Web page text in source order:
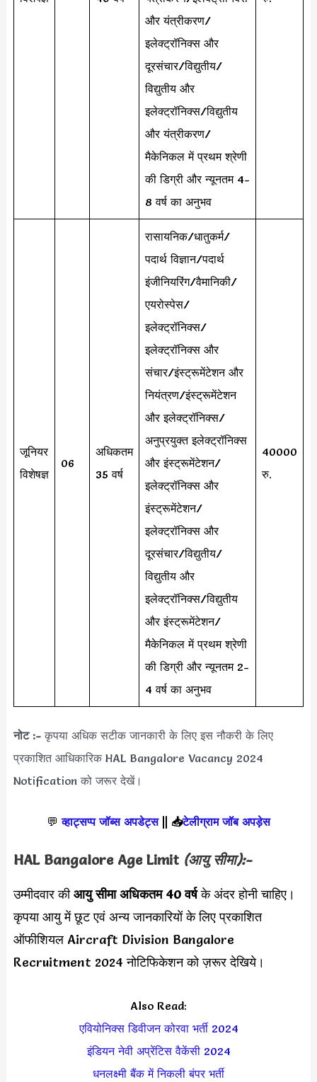
और यंत्रीकरण/
इलेक्ट्रॉनिक्स और
दूरसंचार/विद्युतीय/
विद्युतीय और
इलेक्ट्रॉनिक्स/विद्युतीय
और यंत्रीकरण/
मैकेनिकल में प्रथम श्रेणी
की डिग्री और न्यूनतम 4-
8 वर्ष का अनुभव
जूनियर
विशेषज्ञ
06
अधिकतम
35 वर्ष
रासायनिक/धातुकर्म/
पदार्थ विज्ञान/पदार्थ
इंजीनियरिंग/वैमानिकी/
एयरोस्पेस/
इलेक्ट्रॉनिक्स/
इलेक्ट्रॉनिक्स और
संचार/इंस्ट्रूमेंटेशन और
नियंत्रण/इंस्ट्रूमेंटेशन
और इलेक्ट्रॉनिक्स/
अनुप्रयुक्त इलेक्ट्रॉनिक्स
और इंस्ट्रूमेंटेशन/
इलेक्ट्रॉनिक्स और
इंस्ट्रूमेंटेशन/
इलेक्ट्रॉनिक्स और
दूरसंचार/विद्युतीय/
विद्युतीय और
इलेक्ट्रॉनिक्स/विद्युतीय
और इंस्ट्रूमेंटेशन/
मैकेनिकल में प्रथम श्रेणी
की डिग्री और न्यूनतम 2-
4 वर्ष का अनुभव
40000
रु.
नोट :-कृपया अधिक सटीक जानकारी के लिए इस नौकरी के लिए
प्रकाशित आधिकारिक HAL Bangalore Vacancy 2024
Notification को जरूर देखें।
💬 व्हाट्सप्प जॉब्स अपडेट्स|| 📥टेलीग्राम जॉब अपड़ेस
HAL Bangalore Age Limit (आयु सीमा):-
उम्मीदवार कीआयु सीमा अधिकतम 40 वर्षके अंदर होनी चाहिए।
कृपया आयु में छूट एवं अन्य जानकारियों के लिए प्रकाशित
ऑफीशियल Aircraft Division Bangalore
Recruitment 2024 नोटिफिकेशन को ज़रूर देखिये।
Also Read:
एवियोनिक्स डिवीजन कोरवा भर्ती 2024
इंडियन नेवी अप्रेंटिस वैकेंसी 2024
धनलक्ष्मी बैंक में निकली बंपर भर्ती